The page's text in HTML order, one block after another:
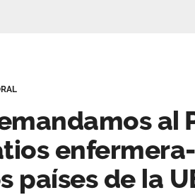
ofrecemos
al
países de la